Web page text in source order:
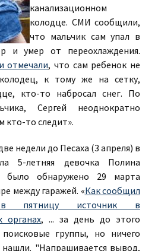
канализационном
колодце. СМИ сообщили,
что мальчик сам упал в
и умер от переохлаждения.
отмечали, что сам ребенок не
к тому же на сетку,
кто-то набросал снег. По
Сергей неоднократно
кто-то следит».
недели до Песаха (3 апреля) в
5-летняя девочка Полина
было обнаружено 29 марта
между гаражей. «Как сообщил
пятницу источник в
органах, ... за день до этого
группы, но ничего
нашли. "Напрашивается вывод,